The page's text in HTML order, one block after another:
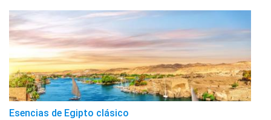
Esencias de Egipto clásico